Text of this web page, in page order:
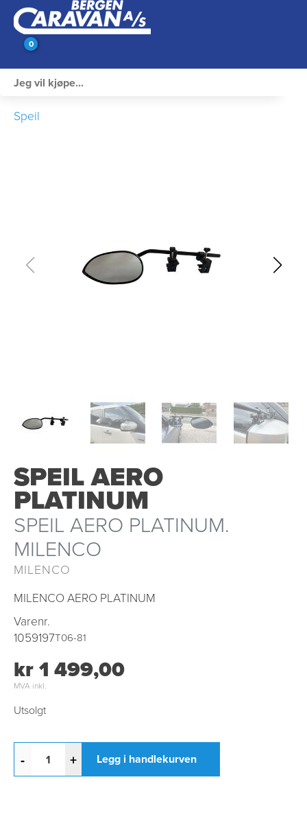
0
Rengjøring & Vedlikehold
Speil
SPEIL AERO
PLATINUM
SPEIL AERO PLATINUM.
MILENCO
MILENCO
MILENCO AERO PLATINUM
Varenr.
1059197T06-81
kr 1 499,00
MVA inkl.
Utsolgt
- + Legg i handlekurven